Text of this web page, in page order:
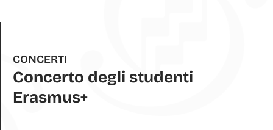
CONCERTI
Concerto degli studenti
Erasmus+